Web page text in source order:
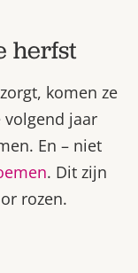
herfst
komen ze
jaar
En – niet
. Dit zijn
rozen.